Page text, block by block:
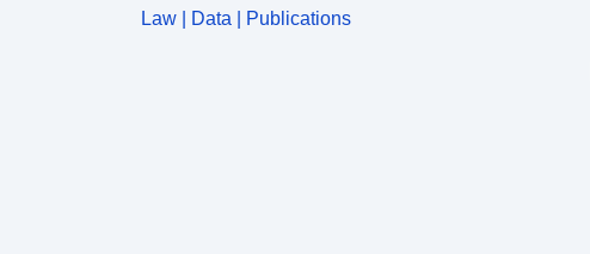
Law | Data | Publications